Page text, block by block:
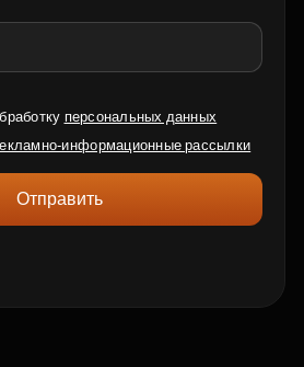
персональных данных
информационные рассылки
Отправить